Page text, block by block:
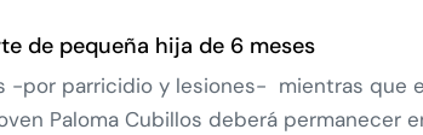
de pequeña hija de 6 meses
-por parricidio y lesiones- mientras que
Paloma Cubillos deberá permanecer